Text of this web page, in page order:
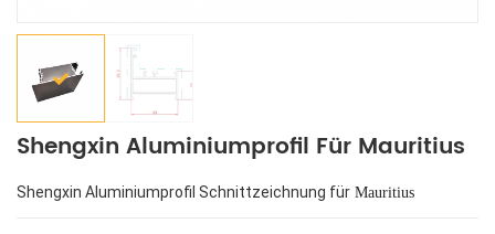
Shengxin Aluminiumprofil Für Mauritius
Shengxin Aluminiumprofil Schnittzeichnung für Mauritius